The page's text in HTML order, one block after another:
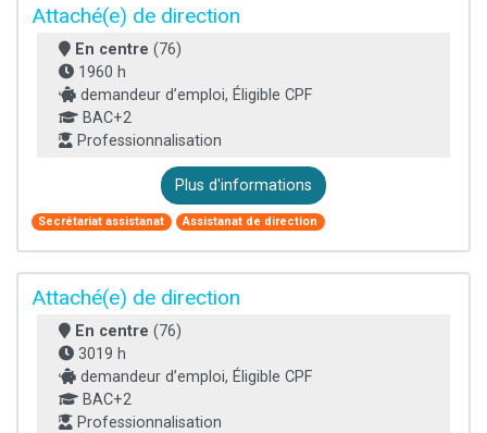
Attaché(e) de direction
En centre (76)
1960 h
demandeur d’emploi, Éligible CPF
BAC+2
Professionnalisation
Plus d'informations
Secrétariat assistanat Assistanat de direction
Attaché(e) de direction
En centre (76)
3019 h
demandeur d’emploi, Éligible CPF
BAC+2
Professionnalisation